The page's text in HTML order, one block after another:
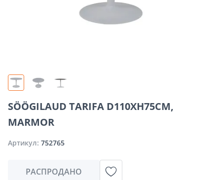
SÖÖGILAUD TARIFA D110XH75CM,
MARMOR
Артикул: 752765
РАСПРОДАНО